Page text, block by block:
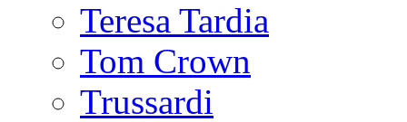
Teresa Tardia
Tom Crown
Trussardi